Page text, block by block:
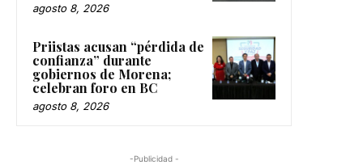
agosto 8, 2026
Priistas acusan “pérdida de
confianza” durante
gobiernos de Morena;
celebran foro en BC
agosto 8, 2026
-Publicidad -